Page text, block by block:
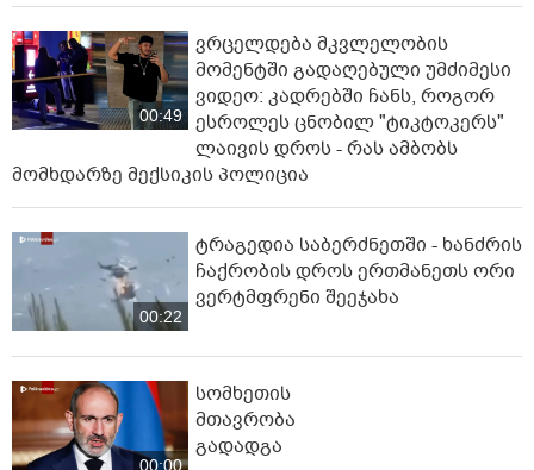
00:49
ვრცელდება მკვლელობის
მომენტში გადაღებული უმძიმესი
ვიდეო: კადრებში ჩანს, როგორ
ესროლეს ცნობილ "ტიკტოკერს"
ლაივის დროს - რას ამბობს
მომხდარზე მექსიკის პოლიცია
00:22
ტრაგედია საბერძნეთში - ხანძრის
ჩაქრობის დროს ერთმანეთს ორი
ვერტმფრენი შეეჯახა
00:00
სომხეთის
მთავრობა
გადადგა